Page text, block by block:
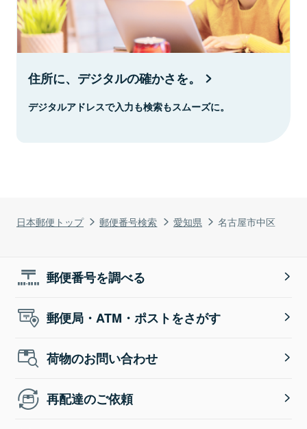
日本郵便トップ 郵便番号検索 愛知県 名古屋市中区
住所に、デジタルの確かさを。
デジタルアドレスで入力も検索もスムーズに。
郵便番号を調べる
郵便局・ATM・ポストをさがす
荷物のお問い合わせ
再配達のご依頼